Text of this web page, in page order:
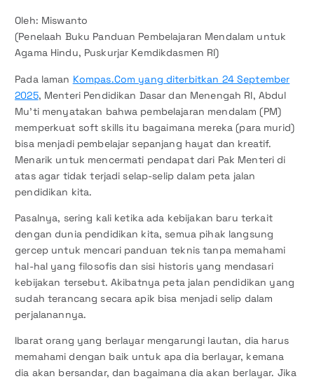
Oleh: Miswanto
(Penelaah Buku Panduan Pembelajaran Mendalam untuk
Agama Hindu, Puskurjar Kemdikdasmen RI)
Pada laman Kompas.Com yang diterbitkan 24 September
2025, Menteri Pendidikan Dasar dan Menengah RI, Abdul
Mu’ti menyatakan bahwa pembelajaran mendalam (PM)
memperkuat soft skills itu bagaimana mereka (para murid)
bisa menjadi pembelajar sepanjang hayat dan kreatif.
Menarik untuk mencermati pendapat dari Pak Menteri di
atas agar tidak terjadi selap-selip dalam peta jalan
pendidikan kita.
Pasalnya, sering kali ketika ada kebijakan baru terkait
dengan dunia pendidikan kita, semua pihak langsung
gercep untuk mencari panduan teknis tanpa memahami
hal-hal yang filosofis dan sisi historis yang mendasari
kebijakan tersebut. Akibatnya peta jalan pendidikan yang
sudah terancang secara apik bisa menjadi selip dalam
perjalanannya.
Ibarat orang yang berlayar mengarungi lautan, dia harus
memahami dengan baik untuk apa dia berlayar, kemana
dia akan bersandar, dan bagaimana dia akan berlayar. Jika